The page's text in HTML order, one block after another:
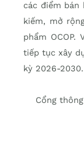
các điểm bán
kiếm, mở
phẩm
tiếp tục xây
kỳ 2026-2030.
Cổng